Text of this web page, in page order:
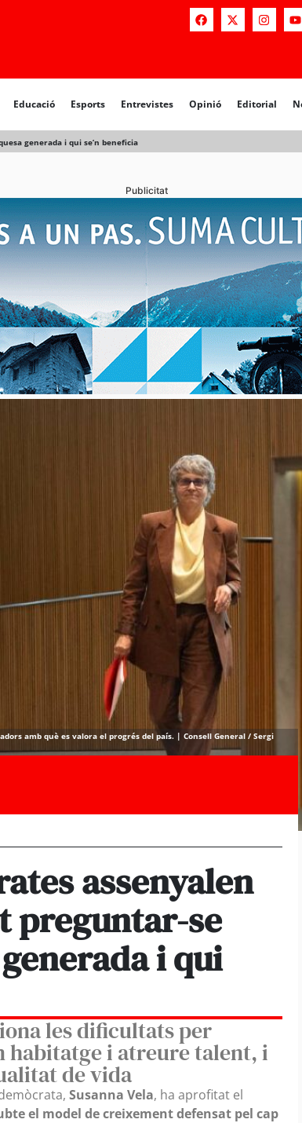
Educació Esports Entrevistes Opinió Editorial
generada i qui se’n beneficia
Opinió Editorial
Publicitat
amb què es valora el progrés del país. | Consell General / Sergi
assenyalen
preguntar-se
i qui
les dificultats per
habitatge i atreure talent, i
de vida
Susanna Vela, ha aprofitat el
el model de creixement defensat pel cap